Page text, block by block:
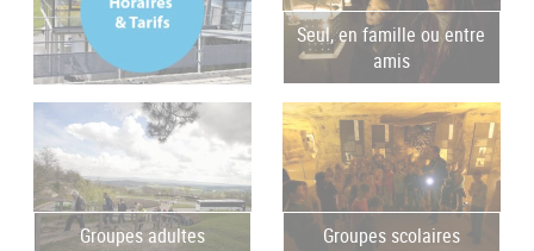
Seul, en famille ou entre
amis
Groupes adultes Groupes scolaires